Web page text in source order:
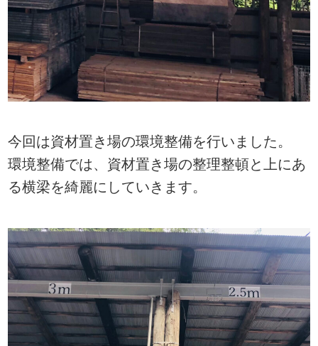
今回は資材置き場の環境整備を行いました。
環境整備では、資材置き場の整理整頓と上にあ
る横梁を綺麗にしていきます。